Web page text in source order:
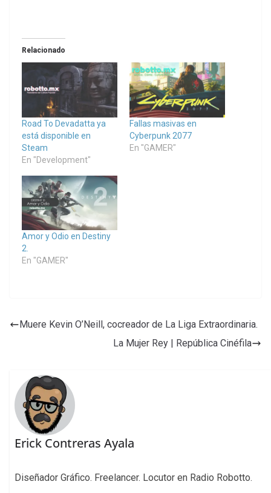
Relacionado
Road To Devadatta ya
está disponible en
Steam
En "Development"
Fallas masivas en
Cyberpunk 2077
En "GAMER"
Amor y Odio en Destiny
2.
En "GAMER"
Muere Kevin O’Neill, cocreador de La Liga Extraordinaria.
La Mujer Rey | República Cinéfila
Erick Contreras Ayala
Diseñador Gráfico. Freelancer. Locutor en Radio Robotto.